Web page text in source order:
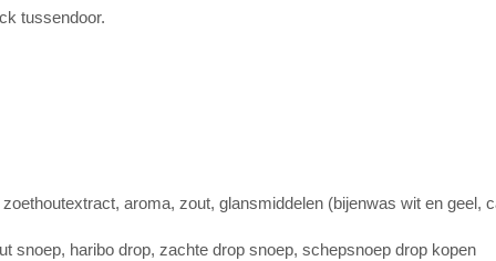
tussendoor.
aroma, zout, glansmiddelen (bijenwas wit en geel,
snoep, haribo drop, zachte drop snoep, schepsnoep drop kopen